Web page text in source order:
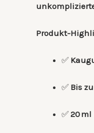
Produkt-
✅
✅ Bis
✅ 20 ml